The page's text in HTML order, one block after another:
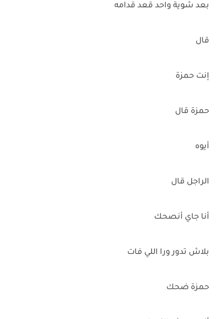
بعد شوية واحد قعد قدامه
قال
إنت حمزة
حمزة قال
أيوه
الراجل قال
أنا جاي أنصحك
بلاش تدور ورا اللي فات
حمزة ضحك